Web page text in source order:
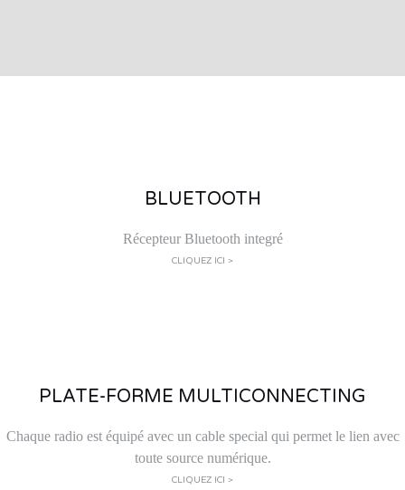
BLUETOOTH
Récepteur Bluetooth integré
CLIQUEZ ICI >
PLATE-FORME MULTICONNECTING
Chaque radio est équipé avec un cable special qui permet le lien avec
toute source numérique.
CLIQUEZ ICI >